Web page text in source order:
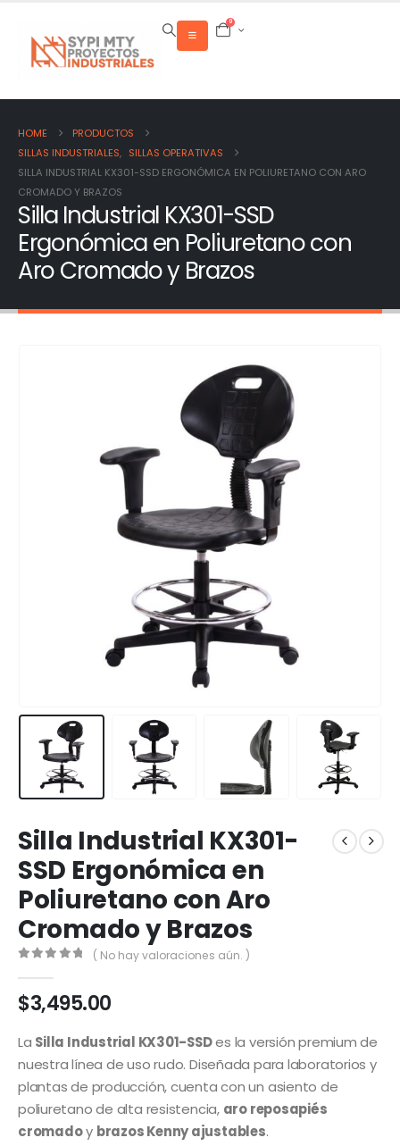
0
HOME
PRODUCTOS
SILLAS INDUSTRIALES, SILLAS OPERATIVAS
SILLA INDUSTRIAL KX301-SSD ERGONÓMICA EN POLIURETANO CON ARO
CROMADO Y BRAZOS
Silla Industrial KX301-SSD
Ergonómica en Poliuretano con
Aro Cromado y Brazos
Silla Industrial KX301-
SSD Ergonómica en
Poliuretano con Aro
Cromado y Brazos
( No hay valoraciones aún. )
$3,495.00
La Silla Industrial KX301-SSDes la versión premium de
nuestra línea de uso rudo. Diseñada para laboratorios y
plantas de producción, cuenta con un asiento de
poliuretano de alta resistencia, aro reposapiés
cromadoy brazos Kenny ajustables.